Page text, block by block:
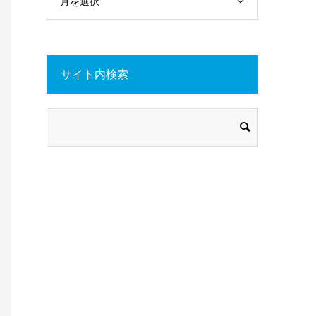
サイト内検索